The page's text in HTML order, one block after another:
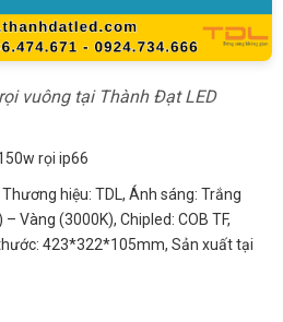
vuông tại Thành Đạt LED
rọi ip66
hiệu: TDL, Ánh sáng: Trắng
Vàng (3000K), Chipled: COB TF,
thước: 423*322*105mm, Sản xuất tại